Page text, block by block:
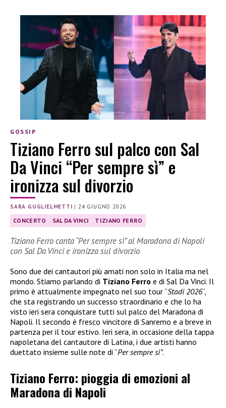
GOSSIP
Tiziano Ferro sul palco con Sal
Da Vinci “Per sempre sì” e
ironizza sul divorzio
SARA GUGLIELMETTI |24 GIUGNO 2026
CONCERTO SAL DA VINCI TIZIANO FERRO
Tiziano Ferro canta “Per sempre sì” al Maradona di Napoli
con Sal Da Vinci e ironizza sul divorzio
Sono due dei cantautori più amati non solo in Italia ma nel
mondo. Stiamo parlando di Tiziano Ferro e di Sal Da Vinci. Il
primo è attualmente impegnato nel suo tour “Stadi 2026“,
che sta registrando un successo straordinario e che lo ha
visto ieri sera conquistare tutti sul palco del Maradona di
Napoli. Il secondo è fresco vincitore di Sanremo e a breve in
partenza per il tour estivo. Ieri sera, in occasione della tappa
napoletana del cantautore di Latina, i due artisti hanno
duettato insieme sulle note di “Per sempre sì”.
Tiziano Ferro: pioggia di emozioni al
Maradona di Napoli